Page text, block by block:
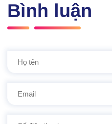
Bình luận